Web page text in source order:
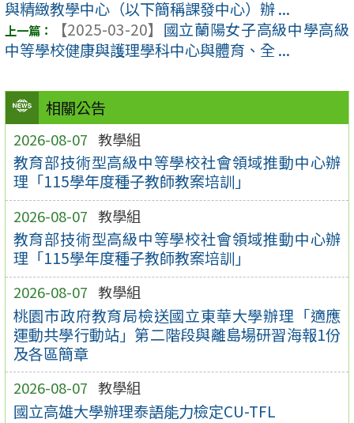
相關公告
2026-08-07 教學組
教育部技術型高級中等學校社會領域推動中心辦
理「115學年度種子教師教案培訓」
2026-08-07 教學組
教育部技術型高級中等學校社會領域推動中心辦
理「115學年度種子教師教案培訓」
2026-08-07 教學組
桃園市政府教育局檢送國立東華大學辦理「適應
運動共學行動站」第二階段與離島場研習海報1份
及各區簡章
2026-08-07 教學組
國立高雄大學辦理泰語能力檢定CU-TFL
與精緻教學中心（以下簡稱課發中心）辦 ...
【2025-03-20】 國立蘭陽女子高級中學高級
中等學校健康與護理學科中心與體育、全 ...